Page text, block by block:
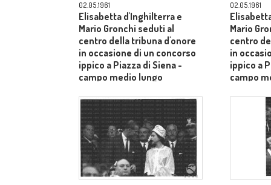
02.05.1961
Elisabetta d'Inghilterra e
Mario Gronchi seduti al
centro della tribuna d'onore
in occasione di un concorso
ippico a Piazza di Siena -
campo medio lungo
02.05.1961
Mario
centro
in
ippico a
campo